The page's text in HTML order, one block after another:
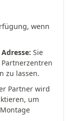
wenn
Sie
zu lassen.
Partner wird
um